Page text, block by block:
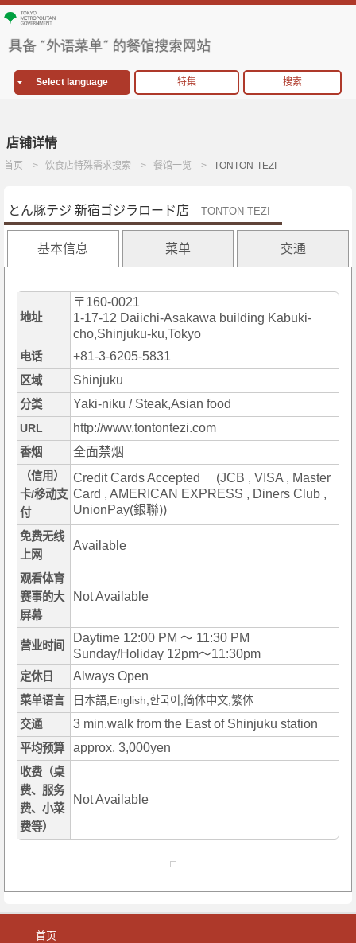
Select language 特集 搜索
店铺详情
首页 饮食店特殊需求搜索 餐馆一览 TONTON-TEZI
とん豚テジ 新宿ゴジラロード店 TONTON-TEZI
基本信息 菜单 交通
地址
〒160-0021
1-17-12 Daiichi-Asakawa building Kabuki-
cho,Shinjuku-ku,Tokyo
电话 +81-3-6205-5831
区域 Shinjuku
分类 Yaki-niku / Steak,Asian food
URL http://www.tontontezi.com
香烟 全面禁烟
（信用）
卡/移动支
付
Credit Cards Accepted (JCB , VISA , Master
Card , AMERICAN EXPRESS , Diners Club ,
UnionPay(銀聯))
免费无线
上网
Available
观看体育
赛事的大
屏幕
Not Available
营业时间
Daytime 12:00 PM ～ 11:30 PM
Sunday/Holiday 12pm〜11:30pm
定休日 Always Open
菜单语言
日本語,English,한국어,简体中文,繁体
交通
3 min.walk from the East of Shinjuku station
平均预算 approx. 3,000yen
收费（桌
费、服务
费、小菜
费等）
Not Available
首页